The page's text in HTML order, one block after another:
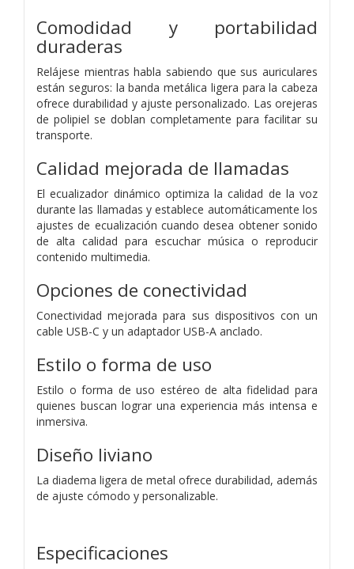
Comodidad y portabilidad
duraderas
Relájese mientras habla sabiendo que sus auriculares
están seguros: la banda metálica ligera para la cabeza
ofrece durabilidad y ajuste personalizado. Las orejeras
de polipiel se doblan completamente para facilitar su
transporte.
Calidad mejorada de llamadas
El ecualizador dinámico optimiza la calidad de la voz
durante las llamadas y establece automáticamente los
ajustes de ecualización cuando desea obtener sonido
de alta calidad para escuchar música o reproducir
contenido multimedia.
Opciones de conectividad
Conectividad mejorada para sus dispositivos con un
cable USB-C y un adaptador USB-A anclado.
Estilo o forma de uso
Estilo o forma de uso estéreo de alta fidelidad para
quienes buscan lograr una experiencia más intensa e
inmersiva.
Diseño liviano
La diadema ligera de metal ofrece durabilidad, además
de ajuste cómodo y personalizable.
Especificaciones